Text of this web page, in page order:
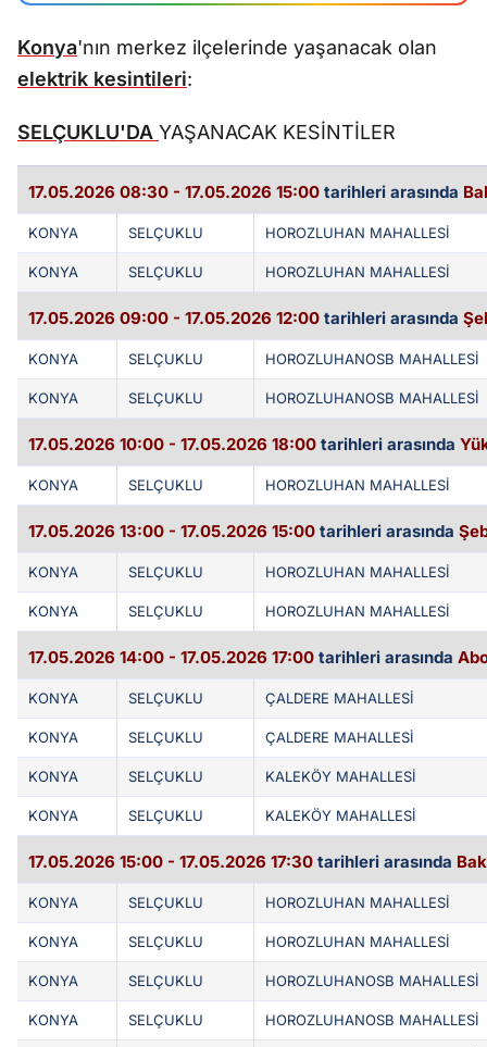
Konya'nın merkez ilçelerinde yaşanacak olan
elektrik kesintileri:
SELÇUKLU'DA YAŞANACAK KESİNTİLER
17.05.2026 08:30 - 17.05.2026 15:00 tarihleri arasında
KONYA SELÇUKLU HOROZLUHAN MAHALLESİ
KONYA SELÇUKLU HOROZLUHAN MAHALLESİ
17.05.2026 09:00 - 17.05.2026 12:00 tarihleri arasında
KONYA SELÇUKLU HOROZLUHANOSB MAHALLESİ
KONYA SELÇUKLU HOROZLUHANOSB MAHALLESİ
17.05.2026 10:00 - 17.05.2026 18:00 tarihleri arasında
KONYA SELÇUKLU HOROZLUHAN MAHALLESİ
17.05.2026 13:00 - 17.05.2026 15:00 tarihleri arasında
KONYA SELÇUKLU HOROZLUHAN MAHALLESİ
KONYA SELÇUKLU HOROZLUHAN MAHALLESİ
17.05.2026 14:00 - 17.05.2026 17:00 tarihleri arasında
KONYA SELÇUKLU ÇALDERE MAHALLESİ
KONYA SELÇUKLU ÇALDERE MAHALLESİ
KONYA SELÇUKLU KALEKÖY MAHALLESİ
KONYA SELÇUKLU KALEKÖY MAHALLESİ
17.05.2026 15:00 - 17.05.2026 17:30 tarihleri arasında
KONYA SELÇUKLU HOROZLUHAN MAHALLESİ
KONYA SELÇUKLU HOROZLUHAN MAHALLESİ
KONYA SELÇUKLU HOROZLUHANOSB MAHALLESİ
KONYA SELÇUKLU HOROZLUHANOSB MAHALLESİ